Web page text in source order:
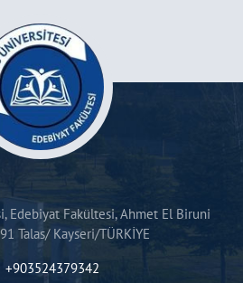
Edebiyat Fakültesi, Ahmet El Biruni
Talas/ Kayseri/TÜRKİYE
+903524379342